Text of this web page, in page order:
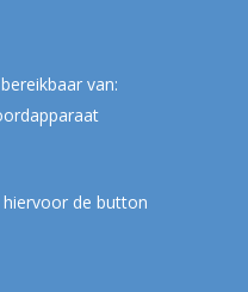
van:
de button